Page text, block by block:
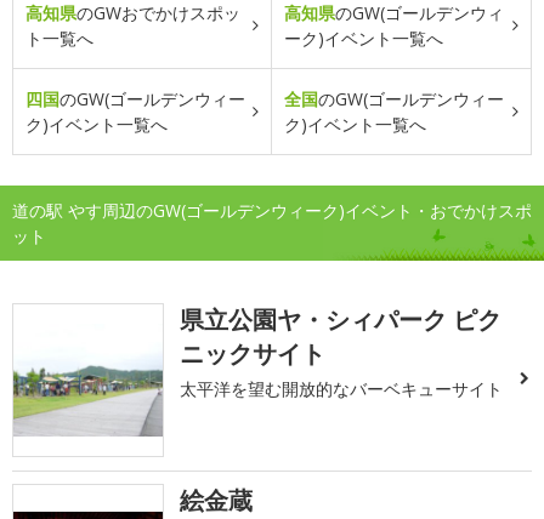
高知県のGWおでかけスポッ
ト一覧へ
高知県のGW(ゴールデンウィ
ーク)イベント一覧へ
四国のGW(ゴールデンウィー
ク)イベント一覧へ
全国のGW(ゴールデンウィー
ク)イベント一覧へ
道の駅 やす周辺のGW(ゴールデンウィーク)イベント・おでかけスポ
ット
県立公園ヤ・シィパーク ピク
ニックサイト
太平洋を望む開放的なバーベキューサイト
絵金蔵